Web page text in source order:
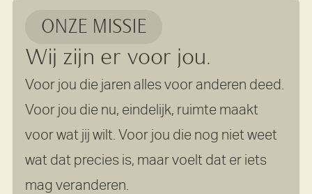
ONZE MISSIE
Wij zijn er voor jou.
Voor jou die jaren alles voor anderen deed.
Voor jou die nu, eindelijk, ruimte maakt
voor wat jij wilt. Voor jou die nog niet weet
wat dat precies is, maar voelt dat er iets
mag veranderen.